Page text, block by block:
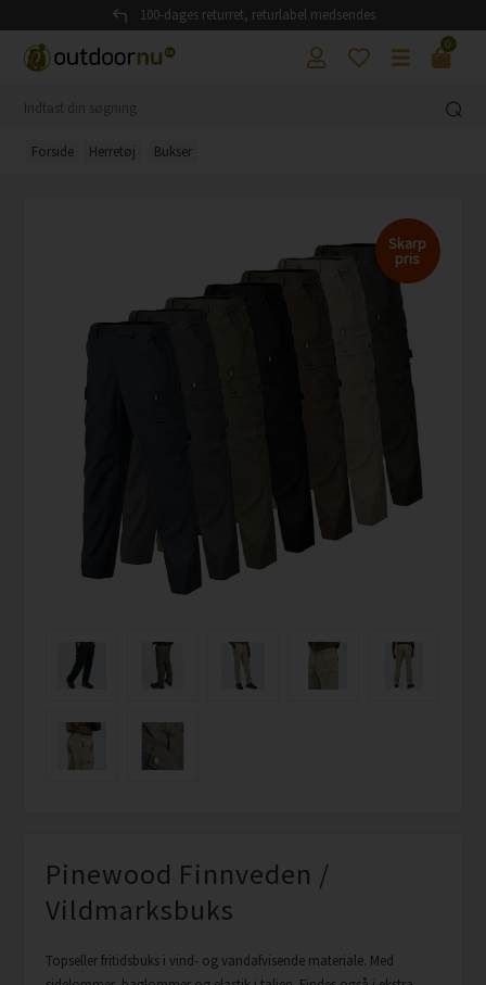
100-dages returret, returlabel medsendes
0
Forside Herretøj Bukser
Skarp
pris
Pinewood Finnveden /
Vildmarksbuks
Topseller fritidsbuks i vind- og vandafvisende materiale. Med